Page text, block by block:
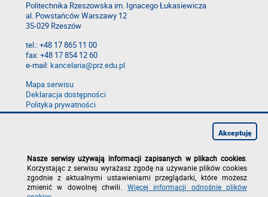
Politechnika Rzeszowska im. Ignacego Łukasiewicza
al. Powstańców Warszawy 12
35-029 Rzeszów
tel.: +48 17 865 11 00
fax: +48 17 854 12 60
e-mail:kancelaria@prz.edu.pl
Mapa serwisu
Deklaracja dostępności
Polityka prywatności
Zgłoś błąd na stronie
Nasze serwisy używają informacji zapisanych w plikach cookies
Korzystając z serwisu wyrażasz zgodę na używanie plików cookies
zgodnie z aktualnymi ustawieniami przeglądarki, które możesz
zmienić w dowolnej chwili. Więcej informacji odnośnie plików
Akceptuję